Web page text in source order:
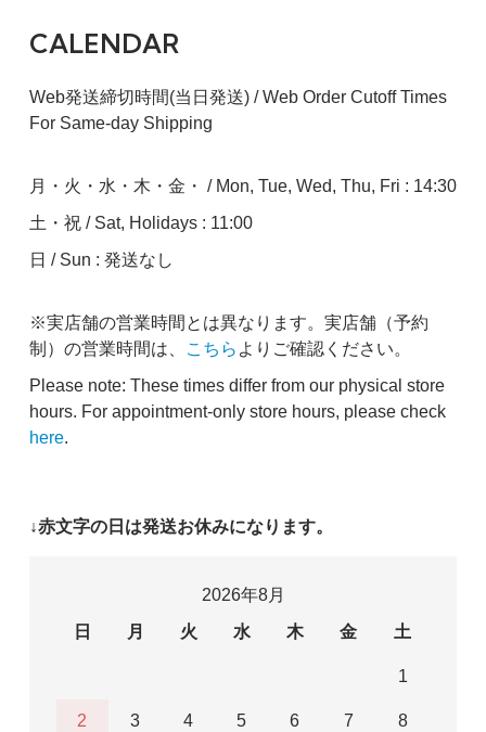
CALENDAR
Web発送締切時間(当日発送) / Web Order Cutoff Times
For Same-day Shipping
月・火・水・木・金・ / Mon, Tue, Wed, Thu, Fri : 14:30
土・祝 / Sat, Holidays : 11:00
日 / Sun : 発送なし
※実店舗の営業時間とは異なります。実店舗（予約
制）の営業時間は、
こちら よりご確認ください。
Please note: These times differ from our physical store
hours. For appointment-only store hours, please check
here.
↓赤文字の日は発送お休みになります。
2026年8月
日
月 火 水 木 金 土
1
2 3 4 5 6 7 8